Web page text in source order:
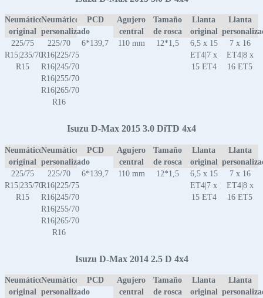
Neumático
original
Neumático
personalizado
PCD
Agujero
central
Tamaño
de rosca
Llanta
original
Llanta
225/75
R15|235/70
R15
225/70
R16|225/75
R16|245/70
R16|255/70
R16|265/70
R16
6*139,7 110 mm 12*1,5
6,5 x 15
ET4|7 x
15 ET4
7 x 16
ET4|8 x
16 ET5
Isuzu D-Max 2015 3.0 DiTD 4x4
Neumático
original
Neumático
personalizado
PCD
Agujero
central
Tamaño
de rosca
Llanta
original
Llanta
225/75
R15|235/70
R15
225/70
R16|225/75
R16|245/70
R16|255/70
R16|265/70
R16
6*139,7 110 mm 12*1,5
6,5 x 15
ET4|7 x
15 ET4
7 x 16
ET4|8 x
16 ET5
Isuzu D-Max 2014 2.5 D 4x4
Neumático
original
Neumático
personalizado
PCD
Agujero
central
Tamaño
de rosca
Llanta
original
Llanta